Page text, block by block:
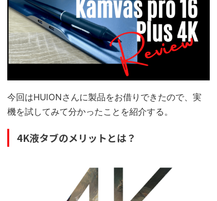
今回はHUIONさんに製品をお借りできたので、実
機を試してみて分かったことを紹介する。
4K液タブのメリットとは？